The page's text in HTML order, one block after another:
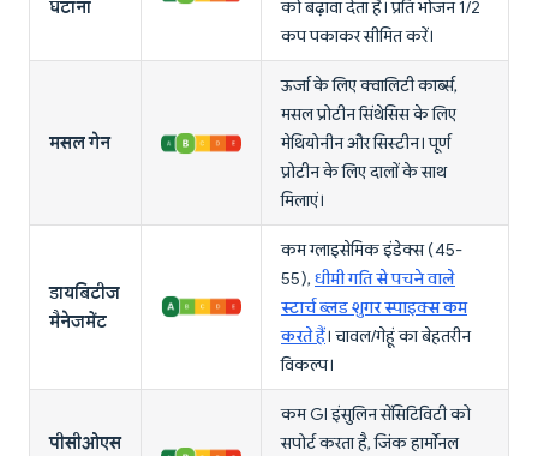
घटाना
को बढ़ावा देता है। प्रति भोजन 1/2
कप पकाकर सीमित करें।
मसल गेन
ऊर्जा के लिए क्वालिटी कार्ब्स,
मसल प्रोटीन सिंथेसिस के लिए
मेथियोनीन और सिस्टीन। पूर्ण
प्रोटीन के लिए दालों के साथ
मिलाएं।
डायबिटीज
मैनेजमेंट
कम ग्लाइसेमिक इंडेक्स (45-
55), धीमी गति से पचने वाले
स्टार्च ब्लड शुगर स्पाइक्स कम
करते हैं। चावल/गेहूं का बेहतरीन
विकल्प।
पीसीओएस
कम GI इंसुलिन सेंसिटिविटी को
सपोर्ट करता है, जिंक हार्मोनल